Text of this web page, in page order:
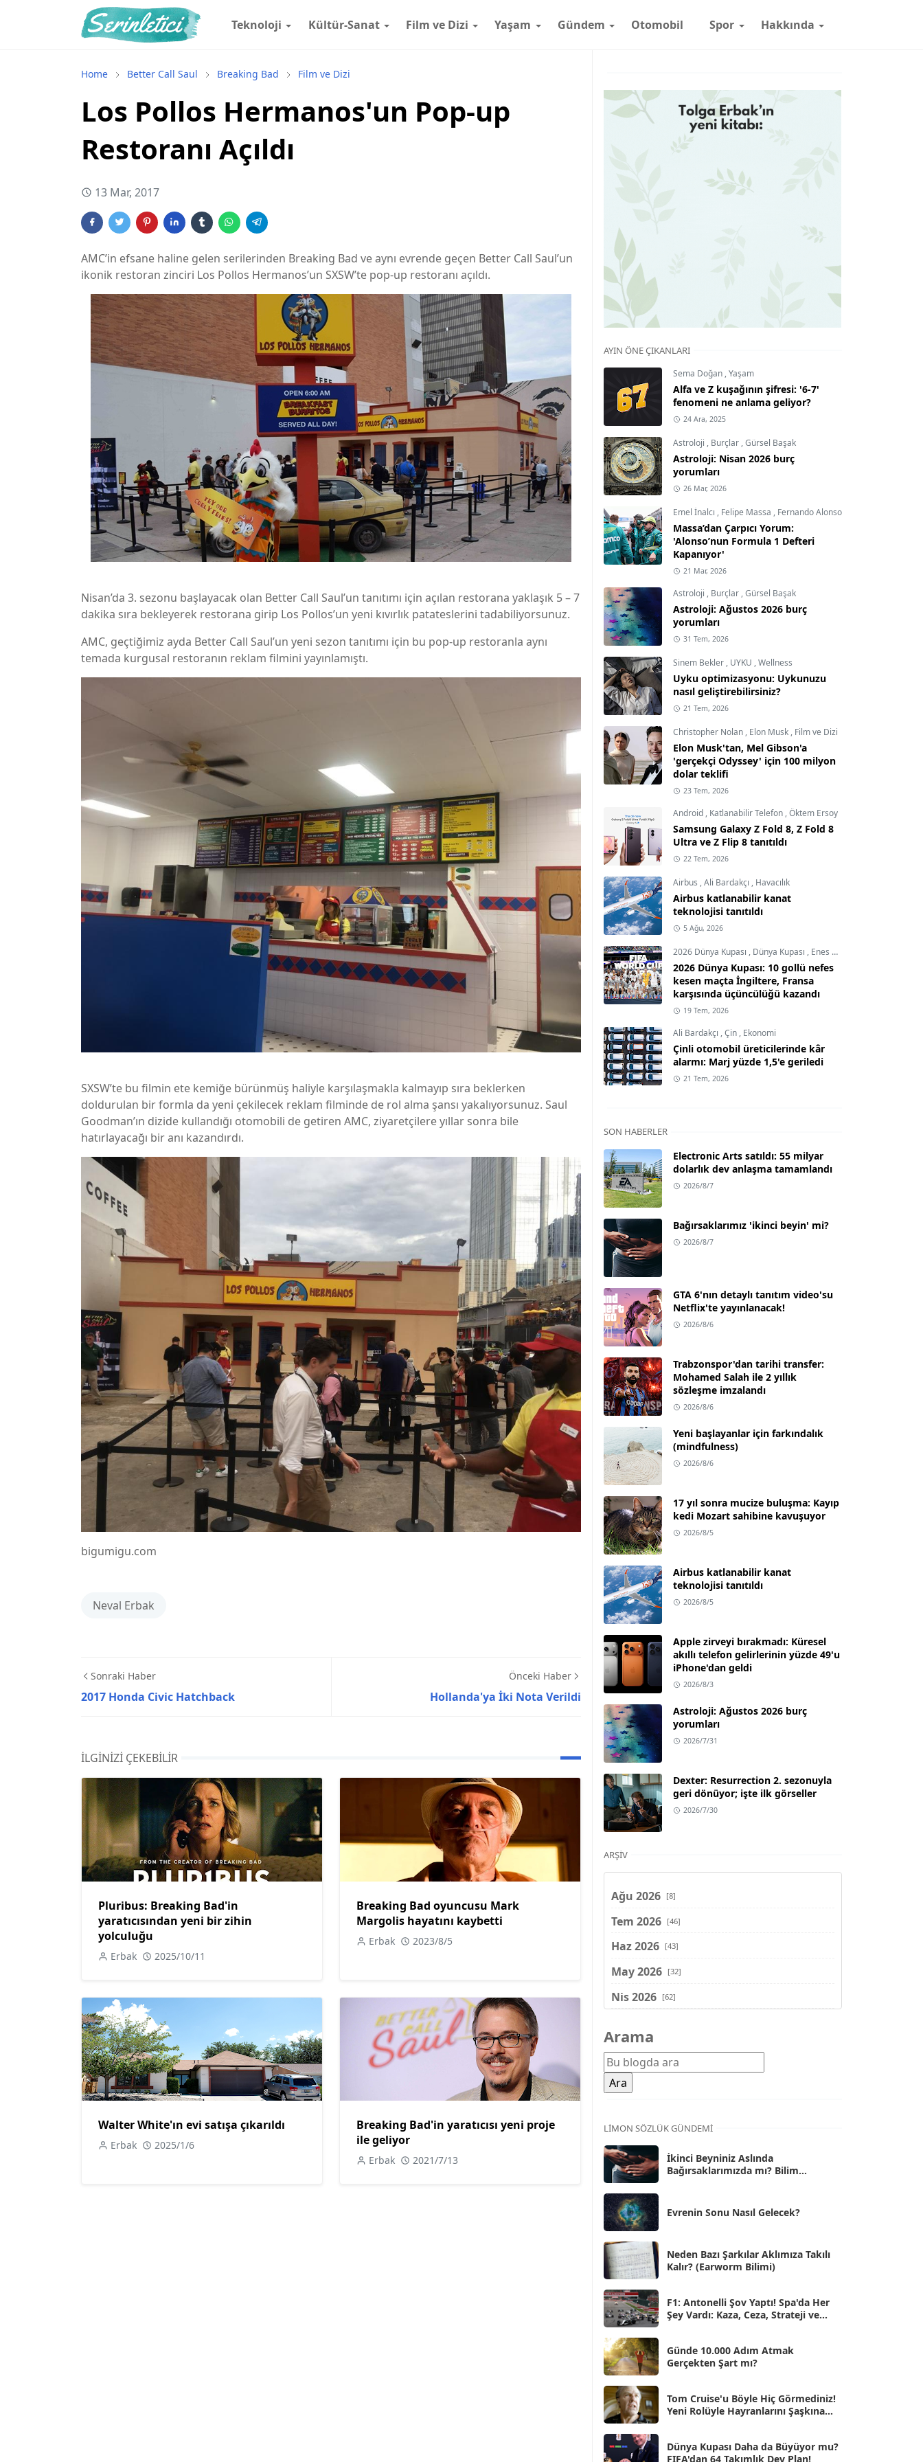
Teknoloji Kültür-Sanat Film ve Dizi Yaşam Gündem Otomobil Spor Hakkında
Home Better Call Saul Breaking Bad Film ve Dizi
Los Pollos Hermanos'un Pop-up
Restoranı Açıldı
13 Mar, 2017
AMC’in efsane haline gelen serilerinden Breaking Bad ve aynı evrende geçen Better Call Saul’un
ikonik restoran zinciri Los Pollos Hermanos’un SXSW’te pop-up restoranı açıldı.
Nisan’da 3. sezonu başlayacak olan Better Call Saul’un tanıtımı için açılan restorana yaklaşık 5 – 7
dakika sıra bekleyerek restorana girip Los Pollos’un yeni kıvırlık patateslerini tadabiliyorsunuz.
AMC, geçtiğimiz ayda Better Call Saul’un yeni sezon tanıtımı için bu pop-up restoranla aynı
temada kurgusal restoranın reklam filmini yayınlamıştı.
SXSW’te bu filmin ete kemiğe bürünmüş haliyle karşılaşmakla kalmayıp sıra beklerken
doldurulan bir formla da yeni çekilecek reklam filminde de rol alma şansı yakalıyorsunuz. Saul
Goodman’ın dizide kullandığı otomobili de getiren AMC, ziyaretçilere yıllar sonra bile
hatırlayacağı bir anı kazandırdı.
bigumigu.com
Neval Erbak
Sonraki Haber
2017 Honda Civic Hatchback
Önceki Haber
Hollanda'ya İki Nota Verildi
İLGINIZI ÇEKEBILIR
Pluribus: Breaking Bad'in
yaratıcısından yeni bir zihin
yolculuğu
Erbak 2025/10/11
Breaking Bad oyuncusu Mark
Margolis hayatını kaybetti
Erbak 2023/8/5
Walter White'ın evi satışa çıkarıldı
Erbak 2025/1/6
Breaking Bad'in yaratıcısı yeni proje
ile geliyor
Erbak 2021/7/13
AYIN ÖNE ÇIKANLARI
Sema Doğan ,Yaşam
Alfa ve Z kuşağının şifresi: '6-7'
fenomeni ne anlama geliyor?
24 Ara, 2025
Astroloji , Burçlar ,Gürsel Başak
Astroloji: Nisan 2026 burç
yorumları
26 Mar, 2026
Emel İnalcı , Felipe Massa , Fernando Alonso
Massa’dan Çarpıcı Yorum:
'Alonso’nun Formula 1 Defteri
Kapanıyor'
21 Mar, 2026
Astroloji , Burçlar ,Gürsel Başak
Astroloji: Ağustos 2026 burç
yorumları
31 Tem, 2026
Sinem Bekler , UYKU ,Wellness
Uyku optimizasyonu: Uykunuzu
nasıl geliştirebilirsiniz?
21 Tem, 2026
Christopher Nolan , Elon Musk , Film ve Dizi
Elon Musk'tan, Mel Gibson'a
'gerçekçi Odyssey' için 100 milyon
dolar teklifi
23 Tem, 2026
Android , Katlanabilir Telefon ,Öktem Ersoy
Samsung Galaxy Z Fold 8, Z Fold 8
Ultra ve Z Flip 8 tanıtıldı
22 Tem, 2026
Airbus ,Ali Bardakçı , Havacılık
Airbus katlanabilir kanat
teknolojisi tanıtıldı
5 Ağu, 2026
2026 Dünya Kupası , Dünya Kupası , Enes Demircioğlu
2026 Dünya Kupası: 10 gollü nefes
kesen maçta İngiltere, Fransa
karşısında üçüncülüğü kazandı
19 Tem, 2026
Ali Bardakçı ,Çin , Ekonomi
Çinli otomobil üreticilerinde kâr
alarmı: Marj yüzde 1,5'e geriledi
21 Tem, 2026
SON HABERLER
Electronic Arts satıldı: 55 milyar
dolarlık dev anlaşma tamamlandı
2026/8/7
Bağırsaklarımız 'ikinci beyin' mi?
2026/8/7
GTA 6'nın detaylı tanıtım video'su
Netflix'te yayınlanacak!
2026/8/6
Trabzonspor'dan tarihi transfer:
Mohamed Salah ile 2 yıllık
sözleşme imzalandı
2026/8/6
Yeni başlayanlar için farkındalık
(mindfulness)
2026/8/6
17 yıl sonra mucize buluşma: Kayıp
kedi Mozart sahibine kavuşuyor
2026/8/5
Airbus katlanabilir kanat
teknolojisi tanıtıldı
2026/8/5
Apple zirveyi bırakmadı: Küresel
akıllı telefon gelirlerinin yüzde 49'u
iPhone'dan geldi
2026/8/3
Astroloji: Ağustos 2026 burç
yorumları
2026/7/31
Dexter: Resurrection 2. sezonuyla
geri dönüyor; işte ilk görseller
2026/7/30
ARŞIV
Ağu 2026 [8]
Tem 2026 [46]
Haz 2026 [43]
May 2026 [32]
Nis 2026 [62]
Şub 2026
Oca 2026 [72]
Ara 2025
Kas 2025
Eki 2025
Eyl 2025 [56]
Ağu 2025
Tem 2025
Haz 2025
May 2025 [54]
Nis 2025 [56]
Mar 2025 [50]
Şub 2025 [57]
Oca 2025
Ara 2024 [25]
Kas 2024
Eki 2024 [46]
Arama
LIMON SÖZLÜK GÜNDEMI
İkinci Beyniniz Aslında
Bağırsaklarımızda mı? Bilim
Evrenin Sonu Nasıl Gelecek?
Neden Bazı Şarkılar Aklımıza Takılı
Kalır? (Earworm Bilimi)
F1: Antonelli Şov Yaptı! Spa'da Her
Şey Vardı: Kaza, Ceza, Strateji ve
Günde 10.000 Adım Atmak
Gerçekten Şart mı?
Tom Cruise'u Böyle Hiç Görmediniz!
Yeni Rolüyle Hayranlarını Şaşkına
Dünya Kupası Daha da Büyüyor mu?
FIFA'dan 64 Takımlık Dev Plan!